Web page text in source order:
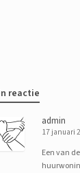
reactie
admin
17 januari
Een van